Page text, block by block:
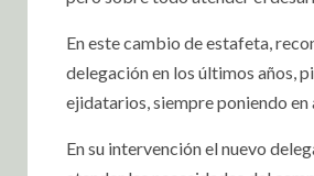
En este cambio de estafeta,
delegación en los últimos años,
ejidatarios, siempre poniendo
En su intervención el nuevo